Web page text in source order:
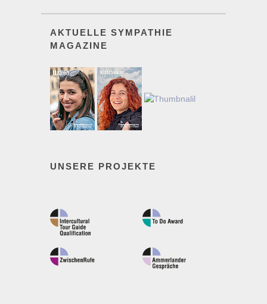
AKTUELLE SYMPATHIE
MAGAZINE
UNSERE PROJEKTE